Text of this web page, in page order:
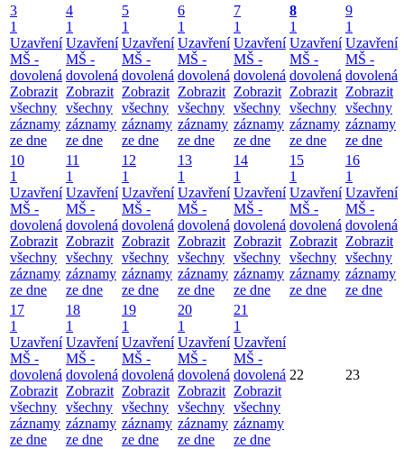
3
1
Uzavření
MŠ -
dovolená
Zobrazit
všechny
záznamy
ze dne
4
1
Uzavření
MŠ -
dovolená
Zobrazit
všechny
záznamy
ze dne
5
1
Uzavření
MŠ -
dovolená
Zobrazit
všechny
záznamy
ze dne
6
1
Uzavření
MŠ -
dovolená
Zobrazit
všechny
záznamy
ze dne
7
1
Uzavření
MŠ -
dovolená
Zobrazit
všechny
záznamy
ze dne
8
1
Uzavření
MŠ -
dovolená
Zobrazit
všechny
záznamy
ze dne
9
1
Uzavření
MŠ -
dovolená
Zobrazit
všechny
záznamy
ze dne
10
1
Uzavření
MŠ -
dovolená
Zobrazit
všechny
záznamy
ze dne
11
1
Uzavření
MŠ -
dovolená
Zobrazit
všechny
záznamy
ze dne
12
1
Uzavření
MŠ -
dovolená
Zobrazit
všechny
záznamy
ze dne
13
1
Uzavření
MŠ -
dovolená
Zobrazit
všechny
záznamy
ze dne
14
1
Uzavření
MŠ -
dovolená
Zobrazit
všechny
záznamy
ze dne
15
1
Uzavření
MŠ -
dovolená
Zobrazit
všechny
záznamy
ze dne
16
1
Uzavření
MŠ -
dovolená
Zobrazit
všechny
záznamy
ze dne
17
1
Uzavření
MŠ -
dovolená
Zobrazit
všechny
záznamy
ze dne
18
1
Uzavření
MŠ -
dovolená
Zobrazit
všechny
záznamy
ze dne
19
1
Uzavření
MŠ -
dovolená
Zobrazit
všechny
záznamy
ze dne
20
1
Uzavření
MŠ -
dovolená
Zobrazit
všechny
záznamy
ze dne
21
1
Uzavření
MŠ -
dovolená
Zobrazit
všechny
záznamy
ze dne
22 23